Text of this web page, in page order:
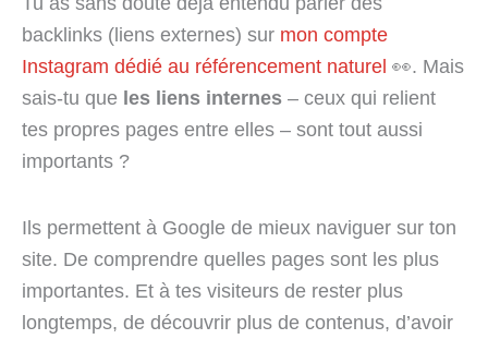
backlinks (liens externes) sur mon compte
Instagram dédié au référencement naturel 👀. Mais
sais-tu que les liens internes – ceux qui relient
tes propres pages entre elles – sont tout aussi
importants ?
Ils permettent à Google de mieux naviguer sur ton
site. De comprendre quelles pages sont les plus
importantes. Et à tes visiteurs de rester plus
longtemps, de découvrir plus de contenus, d’avoir